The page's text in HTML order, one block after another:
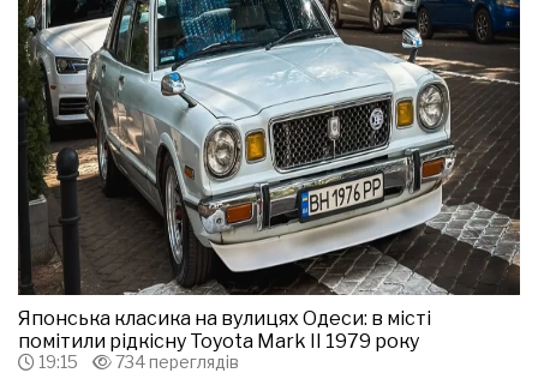
Японська класика на вулицях Одеси: в місті
помітили рідкісну Toyota Mark II 1979 року
19:15 734 переглядів